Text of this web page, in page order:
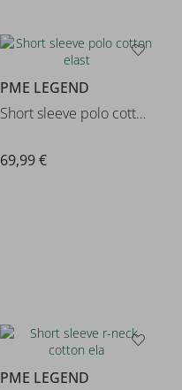
PME LEGEND
Short sleeve polo cotton elast
69,99 €
PME LEGEND